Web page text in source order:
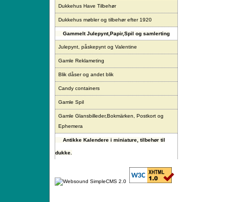
Dukkehus Have Tilbehør
Dukkehus møbler og tilbehør efter 1920
Gammelt Julepynt,Papir,Spil og samlerting
Julepynt, påskepynt og Valentine
Gamle Reklameting
Blik dåser og andet blik
Candy containers
Gamle Spil
Gamle Glansbilleder,Bokmärken, Postkort og
Ephemera
Antikke Kalendere i miniature, tilbehør til
dukke.